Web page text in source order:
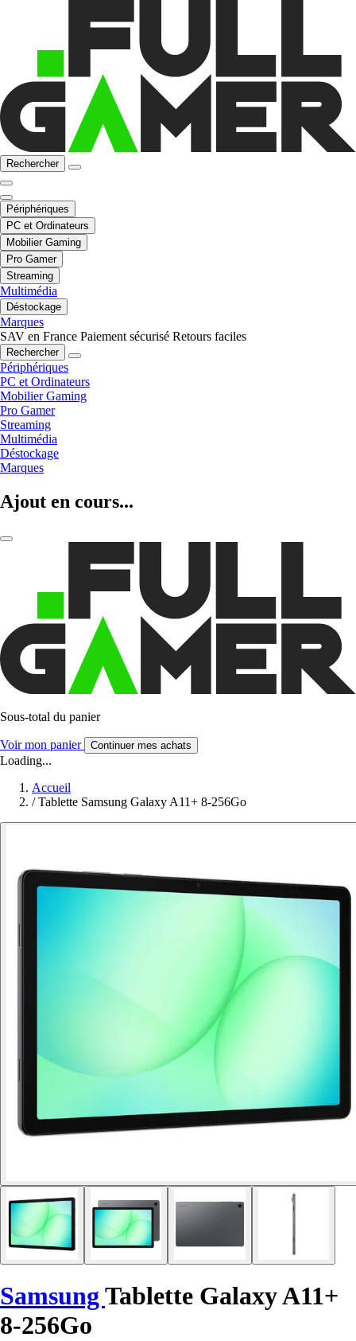
Rechercher
Périphériques
PC et Ordinateurs
Mobilier Gaming
Pro Gamer
Streaming
Multimédia
Déstockage
Marques
SAV en France Paiement sécurisé Retours faciles
Rechercher
Périphériques
PC et Ordinateurs
Mobilier Gaming
Pro Gamer
Streaming
Multimédia
Déstockage
Marques
Ajout en cours...
Sous-total du panier
Voir mon panier Continuer mes achats
Loading...
Accueil
/ Tablette Samsung Galaxy A11+ 8-256Go
Samsung Tablette Galaxy A11+
8-256Go